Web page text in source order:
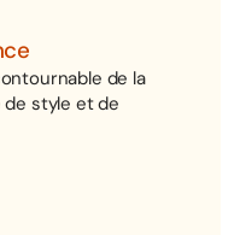
de la
style et de